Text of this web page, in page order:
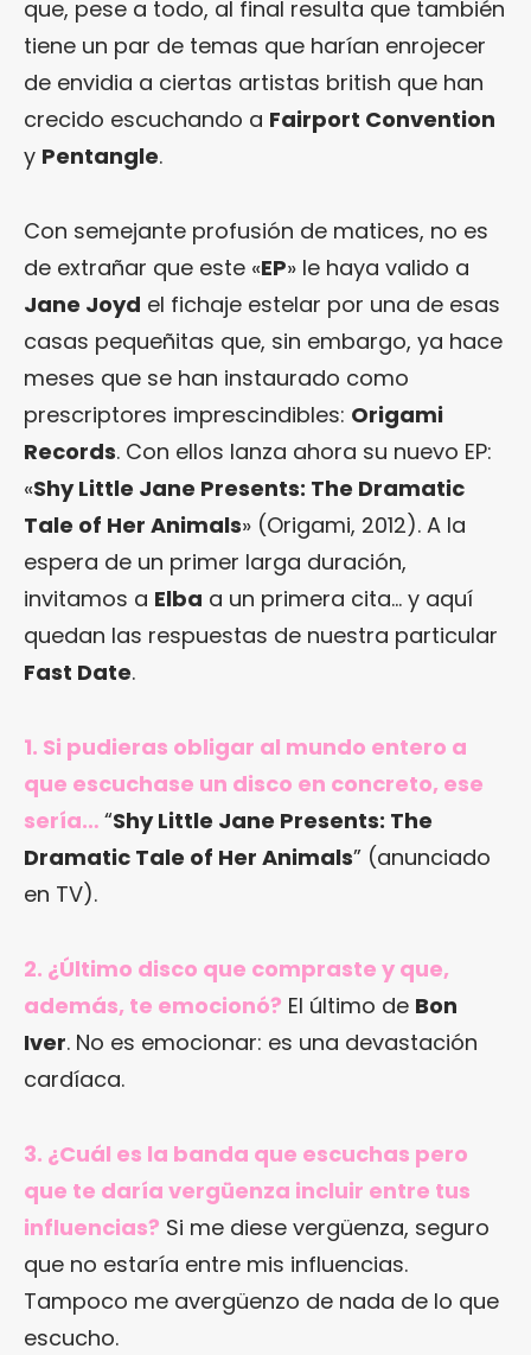
que, pese a todo, al final resulta que también
tiene un par de temas que harían enrojecer
de envidia a ciertas artistas british que han
crecido escuchando a Fairport Convention
y Pentangle.
Con semejante profusión de matices, no es
de extrañar que este «EP» le haya valido a
Jane Joyd el fichaje estelar por una de esas
casas pequeñitas que, sin embargo, ya hace
meses que se han instaurado como
prescriptores imprescindibles: Origami
Records. Con ellos lanza ahora su nuevo EP:
«Shy Little Jane Presents: The Dramatic
Tale of Her Animals» (Origami, 2012). A la
espera de un primer larga duración,
invitamos a Elba a un primera cita… y aquí
quedan las respuestas de nuestra particular
Fast Date.
1. Si pudieras obligar al mundo entero a
que escuchase un disco en concreto, ese
sería… “Shy Little Jane Presents: The
Dramatic Tale of Her Animals” (anunciado
en TV).
2. ¿Último disco que compraste y que,
además, te emocionó? El último de Bon
Iver. No es emocionar: es una devastación
cardíaca.
3. ¿Cuál es la banda que escuchas pero
que te daría vergüenza incluir entre tus
influencias? Si me diese vergüenza, seguro
que no estaría entre mis influencias.
Tampoco me avergüenzo de nada de lo que
escucho.